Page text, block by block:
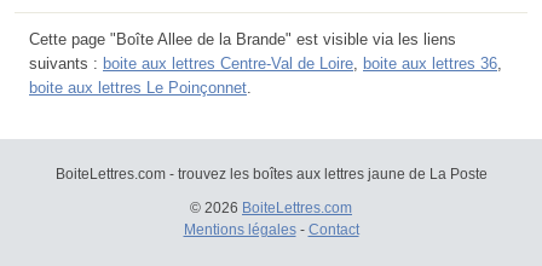
Cette page "Boîte Allee de la Brande" est visible via les liens
suivants : boite aux lettres Centre-Val de Loire boite aux lettres 36
boite aux lettres Le Poinçonnet
BoiteLettres.com - trouvez les boîtes aux lettres jaune de La Poste
© 2026 BoiteLettres.com
Mentions légales- Contact